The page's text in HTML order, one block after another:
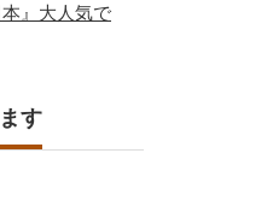
』大人気で
す